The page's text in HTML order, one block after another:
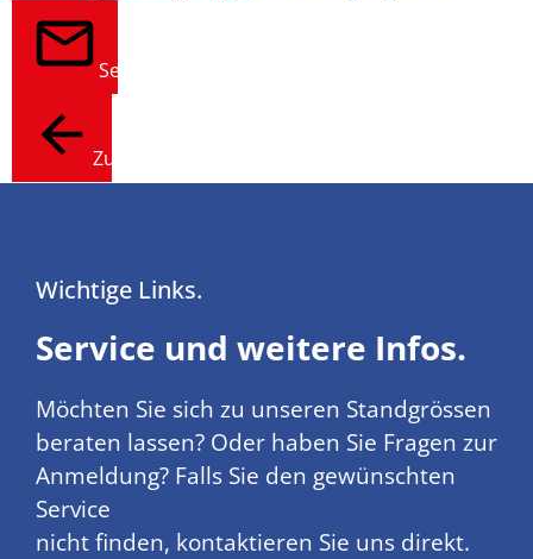
Senden
Zurück
Wichtige Links.
Service und weitere Infos.
Möchten Sie sich zu unseren Standgrössen
beraten lassen? Oder haben Sie Fragen zur
Anmeldung? Falls Sie den gewünschten
Service
nicht finden, kontaktieren Sie uns direkt.